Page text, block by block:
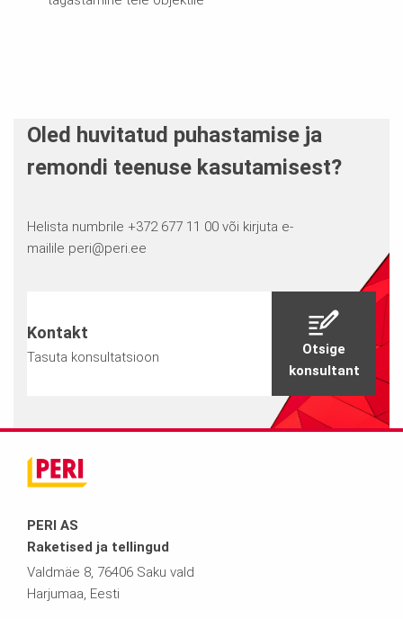
Oled huvitatud puhastamise ja
remondi teenuse kasutamisest?
Helista numbrile +372 677 11 00 või kirjuta e-
mailile peri@peri.ee
Kontakt
Tasuta konsultatsioon
Otsige
konsultant
PERI AS
Raketised ja tellingud
Valdmäe 8, 76406 Saku vald
Harjumaa, Eesti